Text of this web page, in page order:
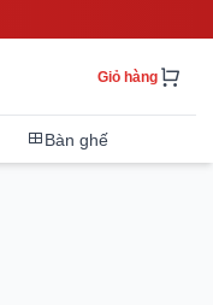
Giỏ hàng
Bàn ghế